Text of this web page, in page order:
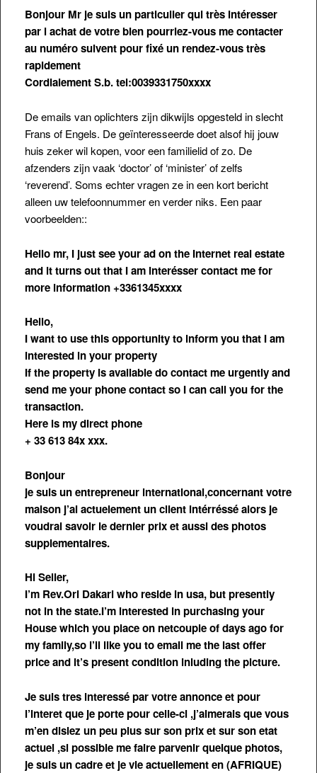
Bonjour Mr je suis un particulier qui très intéresser
par l achat de votre bien pourriez-vous me contacter
au numéro suivent pour fixé un rendez-vous très
rapidement
Cordialement S.b. tel:0039331750xxxx
De emails van oplichters zijn dikwijls opgesteld in slecht
Frans of Engels. De geïnteresseerde doet alsof hij jouw
huis zeker wil kopen, voor een familielid of zo. De
afzenders zijn vaak ‘doctor’ of ‘minister’ of zelfs
‘reverend’. Soms echter vragen ze in een kort bericht
alleen uw telefoonnummer en verder niks. Een paar
voorbeelden::
Hello mr, I just see your ad on the Internet real estate
and it turns out that I am interésser contact me for
more information +3361345xxxx
Hello,
I want to use this opportunity to inform you that I am
interested in your property
If the property is available do contact me urgently and
send me your phone contact so I can call you for the
transaction.
Here is my direct phone
+ 33 613 84x xxx.
Bonjour
je suis un entrepreneur international,concernant votre
maison j’ai actuelement un client intérréssé alors je
voudrai savoir le dernier prix et aussi des photos
supplementaires.
Hi Seller,
I’m Rev.Ori Dakari who reside in usa, but presently
not in the state.I’m interested in purchasing your
House which you place on netcouple of days ago for
my family,so i’ll like you to email me the last offer
price and it’s present condition inluding the picture.
Je suis tres interessé par votre annonce et pour
l’interet que je porte pour celle-ci ,j’aimerais que vous
m’en disiez un peu plus sur son prix et sur son etat
actuel ,si possible me faire parvenir quelque photos,
je suis un cadre et je vie actuellement en (AFRIQUE)